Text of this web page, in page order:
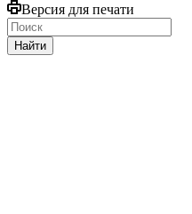
Версия для печати
Найти